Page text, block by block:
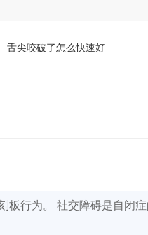
舌尖咬破了怎么快速好
行为。 社交障碍是自闭